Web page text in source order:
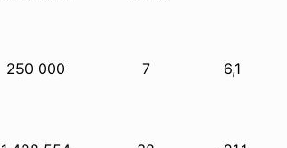
250 000 7 6,1